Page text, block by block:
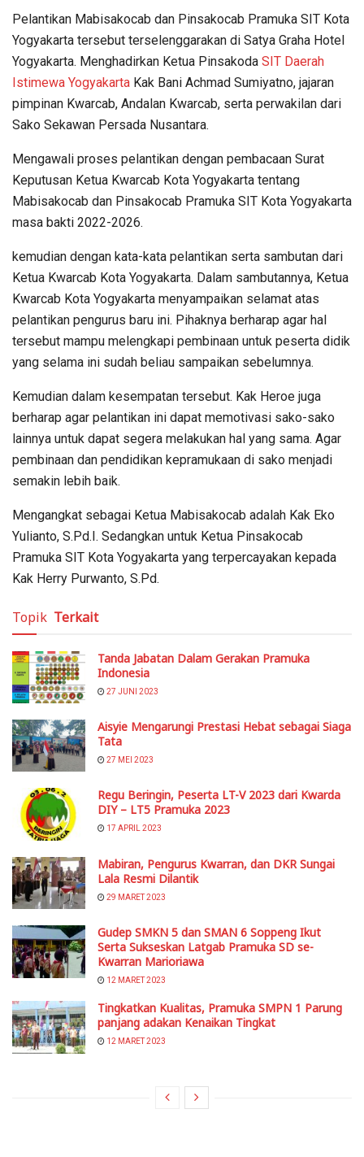
Pelantikan Mabisakocab dan Pinsakocab Pramuka SIT Kota
Yogyakarta tersebut terselenggarakan di Satya Graha Hotel
Yogyakarta. Menghadirkan Ketua Pinsakoda SIT Daerah
Istimewa Yogyakarta Kak Bani Achmad Sumiyatno, jajaran
pimpinan Kwarcab, Andalan Kwarcab, serta perwakilan dari
Sako Sekawan Persada Nusantara.
Mengawali proses pelantikan dengan pembacaan Surat
Keputusan Ketua Kwarcab Kota Yogyakarta tentang
Mabisakocab dan Pinsakocab Pramuka SIT Kota Yogyakarta
masa bakti 2022-2026.
kemudian dengan kata-kata pelantikan serta sambutan dari
Ketua Kwarcab Kota Yogyakarta. Dalam sambutannya, Ketua
Kwarcab Kota Yogyakarta menyampaikan selamat atas
pelantikan pengurus baru ini. Pihaknya berharap agar hal
tersebut mampu melengkapi pembinaan untuk peserta didik
yang selama ini sudah beliau sampaikan sebelumnya.
Kemudian dalam kesempatan tersebut. Kak Heroe juga
berharap agar pelantikan ini dapat memotivasi sako-sako
lainnya untuk dapat segera melakukan hal yang sama. Agar
pembinaan dan pendidikan kepramukaan di sako menjadi
semakin lebih baik.
Mengangkat sebagai Ketua Mabisakocab adalah Kak Eko
Yulianto, S.Pd.I. Sedangkan untuk Ketua Pinsakocab
Pramuka SIT Kota Yogyakarta yang terpercayakan kepada
Kak Herry Purwanto, S.Pd.
Topik Terkait
Tanda Jabatan Dalam Gerakan Pramuka
Indonesia
27 JUNI 2023
Aisyie Mengarungi Prestasi Hebat sebagai Siaga
Tata
27 MEI 2023
Regu Beringin, Peserta LT-V 2023 dari Kwarda
DIY – LT5 Pramuka 2023
17 APRIL 2023
Mabiran, Pengurus Kwarran, dan DKR Sungai
Lala Resmi Dilantik
29 MARET 2023
Gudep SMKN 5 dan SMAN 6 Soppeng Ikut
Serta Sukseskan Latgab Pramuka SD se-
Kwarran Marioriawa
12 MARET 2023
Tingkatkan Kualitas, Pramuka SMPN 1 Parung
panjang adakan Kenaikan Tingkat
12 MARET 2023